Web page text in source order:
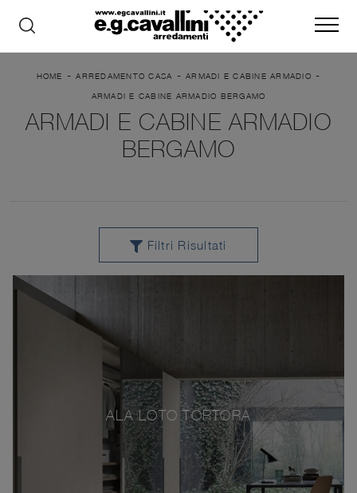
HOME -ARREDAMENTO CASA -ARMADI E CABINE ARMADIO -
ARMADI E CABINE ARMADIO BERGAMO
ARMADI E CABINE ARMADIO
BERGAMO
Filtri Risultati
ALA LOTO TORTORA